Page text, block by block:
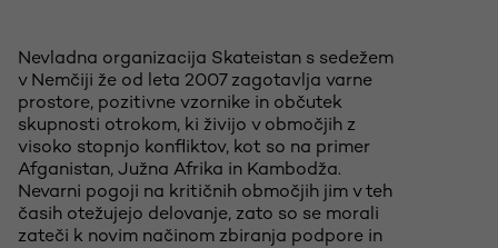
Nevladna organizacija Skateistan s sedežem
v Nemčiji že od leta 2007 zagotavlja varne
prostore, pozitivne vzornike in občutek
skupnosti otrokom, ki živijo v območjih z
visoko stopnjo konfliktov, kot so na primer
Afganistan, Južna Afrika in Kambodža.
Nevarni pogoji na kritičnih območjih jim v teh
časih otežujejo delovanje, zato so se morali
zateči k novim načinom zbiranja podpore in